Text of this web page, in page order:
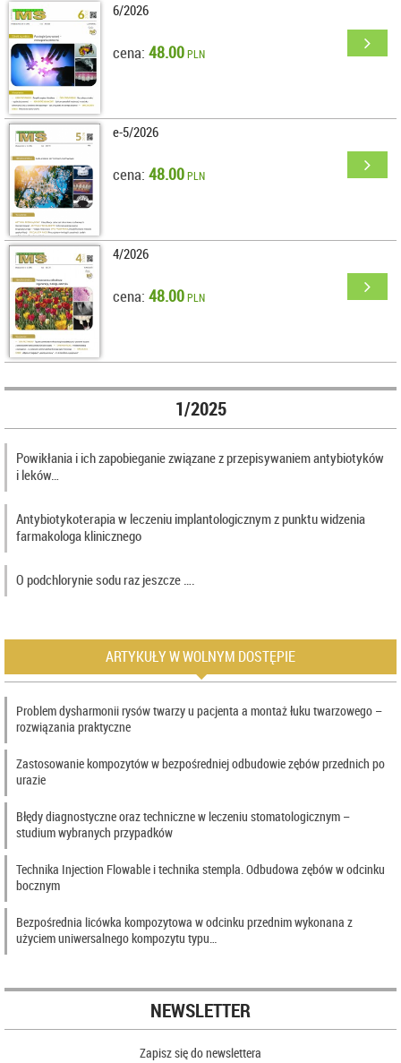
6/2026
cena: 48.00PLN
e-5/2026
cena: 48.00PLN
4/2026
cena: 48.00PLN
1/2025
Powikłania i ich zapobieganie związane z przepisywaniem antybiotyków
i leków…
Antybiotykoterapia w leczeniu implantologicznym z punktu widzenia
farmakologa klinicznego
O podchlorynie sodu raz jeszcze ….
ARTYKUŁY W WOLNYM DOSTĘPIE
Problem dysharmonii rysów twarzy u pacjenta a montaż łuku twarzowego –
rozwiązania praktyczne
Zastosowanie kompozytów w bezpośredniej odbudowie zębów przednich po
urazie
Błędy diagnostyczne oraz techniczne w leczeniu stomatologicznym –
studium wybranych przypadków
Technika Injection Flowable i technika stempla. Odbudowa zębów w odcinku
bocznym
Bezpośrednia licówka kompozytowa w odcinku przednim wykonana z
użyciem uniwersalnego kompozytu typu…
NEWSLETTER
Zapisz się do newslettera